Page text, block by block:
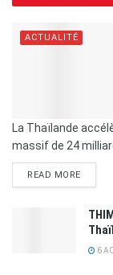
ACTUALITÉ
La Thaïlande
massif de 24
READ MORE
6